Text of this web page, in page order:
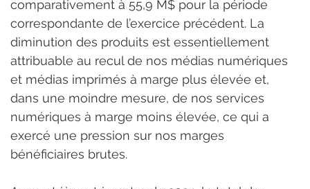
comparativement à 55,9 M$ pour la période
correspondante de l’exercice précédent. La
diminution des produits est essentiellement
attribuable au recul de nos médias numériques
et médias imprimés à marge plus élevée et,
dans une moindre mesure, de nos services
numériques à marge moins élevée, ce qui a
exercé une pression sur nos marges
bénéficiaires brutes.